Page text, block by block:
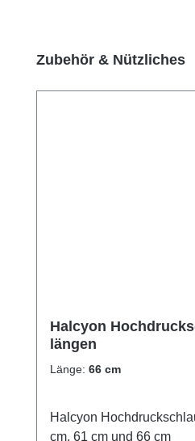
Produktgalerie überspringen
Zubehör & Nützliches
Halcyon
längen
Länge: 66 cm
Halcyon
cm, 61 cm und 66 cm